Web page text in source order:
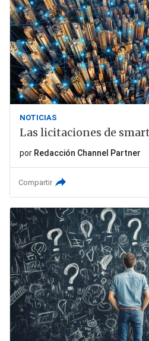
NOTICIAS
Las licitaciones de
por Redacción Channel Partner
Compartir